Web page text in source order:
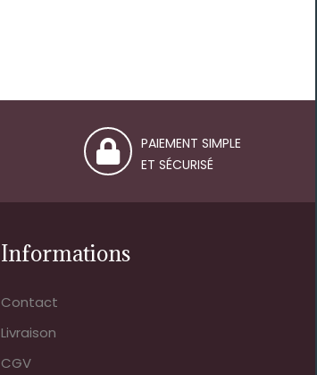
PAIEMENT SIMPLE
ET SÉCURISÉ
Informations
Contact
Livraison
CGV